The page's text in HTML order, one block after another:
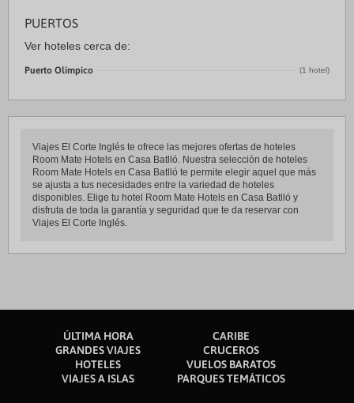
PUERTOS
Ver hoteles cerca de:
Puerto Olímpico (1 hotel)
Viajes El Corte Inglés te ofrece las mejores ofertas de hoteles
Room Mate Hotels en Casa Batlló. Nuestra selección de hoteles
Room Mate Hotels en Casa Batlló te permite elegir aquel que más
se ajusta a tus necesidades entre la variedad de hoteles
disponibles. Elige tu hotel Room Mate Hotels en Casa Batlló y
disfruta de toda la garantía y seguridad que te da reservar con
Viajes El Corte Inglés.
ÚLTIMA HORA
CARIBE
GRANDES VIAJES
CRUCEROS
HOTELES
VUELOS BARATOS
VIAJES A ISLAS
PARQUES TEMÁTICOS